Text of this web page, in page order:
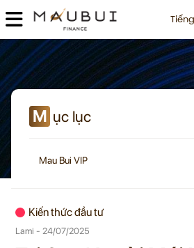
M ục lục
Mau Bui VIP
Kiến thức đầu tư
Lami - 24/07/2025